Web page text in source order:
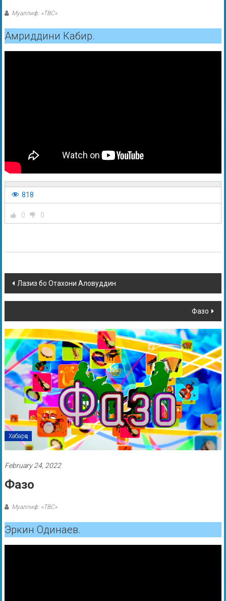
Муаллиф: «ТВС»
Амриддини Кабир.
818
0 0
Лазиз бо Отахони Аловуддин
Фазо
Хабарҳо
February 24, 2022
Фазо
Муаллиф: «ТВС»
Эркин Одинаев.